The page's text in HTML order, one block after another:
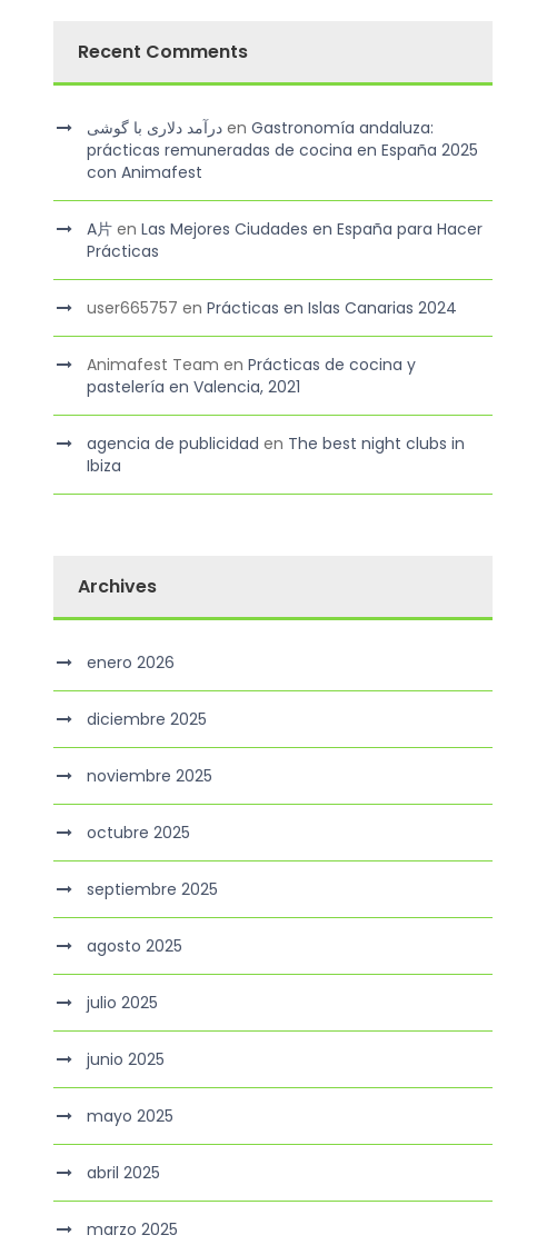
Recent Comments
درآمد دلاری با گوشی enGastronomía andaluza:
prácticas remuneradas de cocina en España 2025
con Animafest
A片 enLas Mejores Ciudades en España para Hacer
Prácticas
user665757 enPrácticas en Islas Canarias 2024
Animafest Team enPrácticas de cocina y
pastelería en Valencia, 2021
agencia de publicidad en The best night clubs in
Ibiza
Archives
enero 2026
diciembre 2025
noviembre 2025
octubre 2025
septiembre 2025
agosto 2025
julio 2025
junio 2025
mayo 2025
abril 2025
marzo 2025